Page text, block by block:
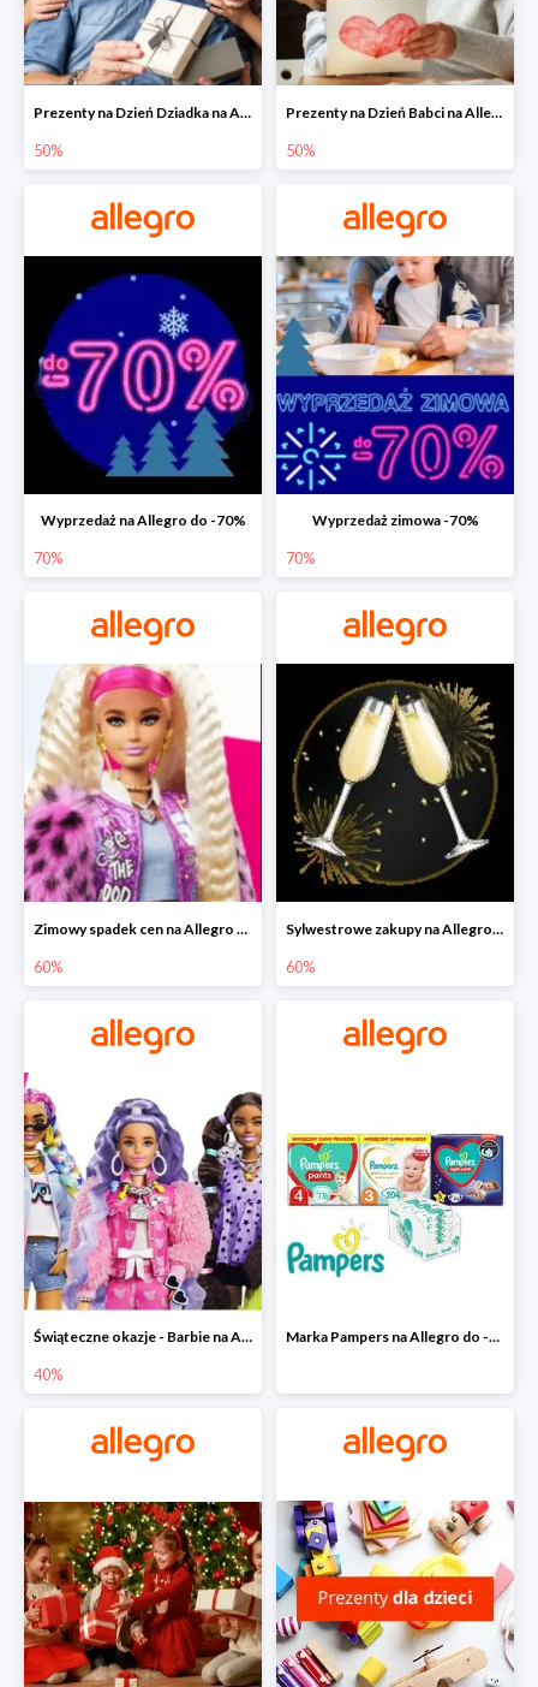
Prezenty na Dzień Dziadka na Allegro do -50%
50%
Prezenty na Dzień Babci na Allegro do -50%
50%
Wyprzedaż na Allegro do -70%
70%
Wyprzedaż zimowa -70%
70%
Zimowy spadek cen na Allegro - lalki Barbie do -60%
60%
Sylwestrowe zakupy na Allegro do -60%
60%
Świąteczne okazje - Barbie na Allegro do -40%
40%
Marka Pampers na Allegro do -35%